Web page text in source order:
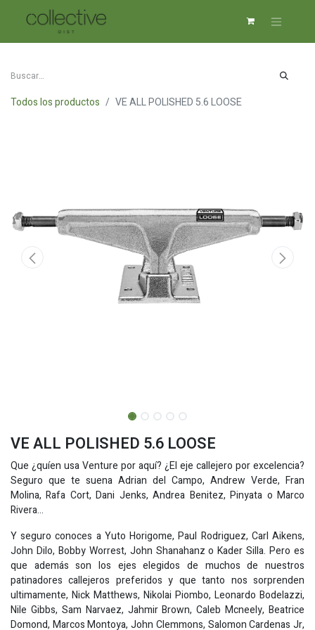
Todos los productos VE ALL POLISHED 5.6 LOOSE
VE ALL POLISHED 5.6 LOOSE
Que ¿quíen usa Venture por aquí? ¿El eje callejero por excelencia?
Seguro que te suena Adrian del Campo, Andrew Verde, Fran
Molina, Rafa Cort, Dani Jenks, Andrea Benitez, Pinyata o Marco
Rivera...
Y seguro conoces a Yuto Horigome, Paul Rodriguez, Carl Aikens,
John Dilo, Bobby Worrest, John Shanahanz o Kader Silla. Pero es
que además son los ejes elegidos de muchos de nuestros
patinadores callejeros preferidos y que tanto nos sorprenden
ultimamente, Nick Matthews, Nikolai Piombo, Leonardo Bodelazzi,
Nile Gibbs, Sam Narvaez, Jahmir Brown, Caleb Mcneely, Beatrice
Domond, Marcos Montoya, John Clemmons, Salomon Cardenas Jr,